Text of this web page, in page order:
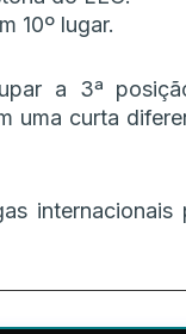
10º lugar.
a 3ª
uma curta
internacionais